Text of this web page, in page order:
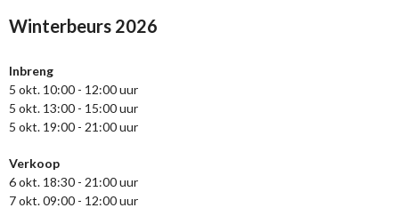
Winterbeurs 2026
Inbreng
5 okt. 10:00 - 12:00 uur
5 okt. 13:00 - 15:00 uur
5 okt. 19:00 - 21:00 uur
Verkoop
6 okt. 18:30 - 21:00 uur
7 okt. 09:00 - 12:00 uur